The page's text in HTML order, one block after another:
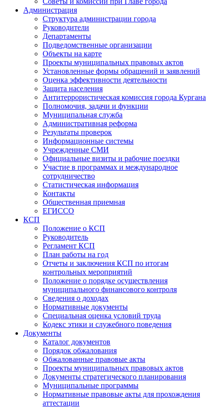
Администрация
Структура администрации города
Руководители
Департаменты
Подведомственные организации
Объекты на карте
Проекты муниципальных правовых актов
Установленные формы обращений и заявлений
Оценка эффективности деятельности
Защита населения
Антитеррористическая комиссия города Кургана
Полномочия, задачи и функции
Муниципальная служба
Административная реформа
Результаты проверок
Информационные системы
Учрежденные СМИ
Официальные визиты и рабочие поездки
Участие в программах и международное
сотрудничество
Статистическая информация
Контакты
Общественная приемная
ЕГИССО
КСП
Положение о КСП
Руководитель
Регламент КСП
План работы на год
Отчеты и заключения КСП по итогам
контрольных мероприятий
Положение о порядке осуществления
муниципального финансового контроля
Сведения о доходах
Нормативные документы
Специальная оценка условий труда
Кодекс этики и служебного поведения
Документы
Каталог документов
Порядок обжалования
Обжалованные правовые акты
Проекты муниципальных правовых актов
Документы стратегического планирования
Муниципальные программы
Нормативные правовые акты для прохождения
аттестации